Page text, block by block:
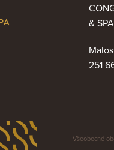
&
251
Všeobecné